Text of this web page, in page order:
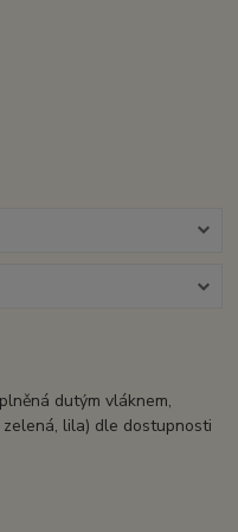
dutým vláknem,
lila) dle dostupnosti